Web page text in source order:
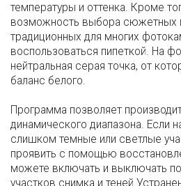
температуры и оттенка. Кроме
возможность выбора сюжетных
традиционных для многих
воспользоваться пипеткой. На
нейтральная серая точка, от
баланс белого.
Программа позволяет
динамического диапазона. Если
слишком темные или светлые
проявить с помощью
можете включать и выключать
участков снимка и